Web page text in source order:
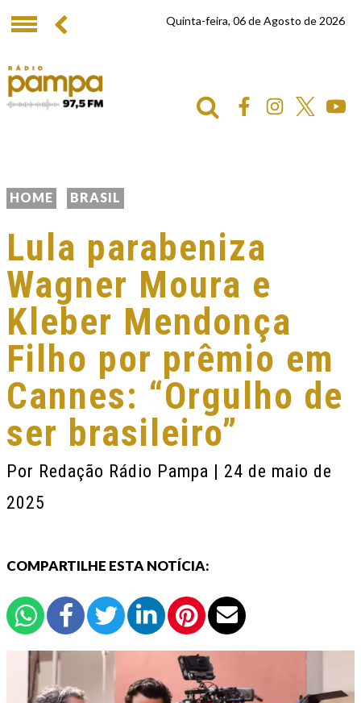
Quinta-feira, 06 de Agosto de 2026
HOME BRASIL
Lula parabeniza
Wagner Moura e
Kleber Mendonça
Filho por prêmio em
Cannes: “Orgulho de
ser brasileiro”
Por Redação Rádio Pampa | 24 de maio de
2025
COMPARTILHE ESTA NOTÍCIA: